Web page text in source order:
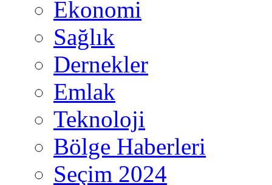
Ekonomi
Sağlık
Dernekler
Emlak
Teknoloji
Bölge Haberleri
Seçim 2024